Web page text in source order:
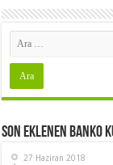
Son Eklenen Banko
27 Haziran 2018